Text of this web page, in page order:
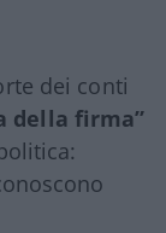
dei conti
della firma”